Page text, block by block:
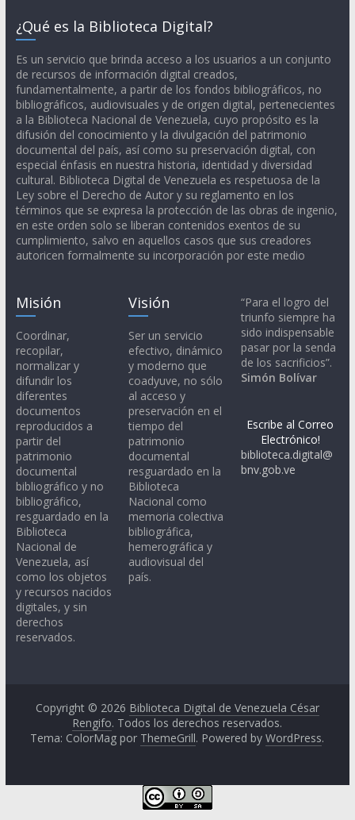
¿Qué es la Biblioteca Digital?
Es un servicio que brinda acceso a los usuarios a un conjunto
de recursos de información digital creados,
fundamentalmente, a partir de los fondos bibliográficos, no
bibliográficos, audiovisuales y de origen digital, pertenecientes
a la Biblioteca Nacional de Venezuela, cuyo propósito es la
difusión del conocimiento y la divulgación del patrimonio
documental del país, así como su preservación digital, con
especial énfasis en nuestra historia, identidad y diversidad
cultural. Biblioteca Digital de Venezuela es respetuosa de la
Ley sobre el Derecho de Autor y su reglamento en los
términos que se expresa la protección de las obras de ingenio,
en este orden solo se liberan contenidos exentos de su
cumplimiento, salvo en aquellos casos que sus creadores
autoricen formalmente su incorporación por este medio
Misión
Coordinar,
recopilar,
normalizar y
difundir los
diferentes
documentos
reproducidos a
partir del
patrimonio
documental
bibliográfico y no
bibliográfico,
resguardado en la
Biblioteca
Nacional de
Venezuela, así
como los objetos
y recursos nacidos
digitales, y sin
derechos
reservados.
Visión
Ser un servicio
efectivo, dinámico
y moderno que
coadyuve, no sólo
al acceso y
preservación en el
tiempo del
patrimonio
documental
resguardado en la
Biblioteca
Nacional como
memoria colectiva
bibliográfica,
hemerográfica y
audiovisual del
país.
“Para el logro del
triunfo siempre ha
sido indispensable
pasar por la senda
de los sacrificios”.
Simón Bolívar
Escribe al Correo
Electrónico!
biblioteca.digital@
bnv.gob.ve
Copyright © 2026 Biblioteca Digital de Venezuela César
Rengifo. Todos los derechos reservados.
Tema: ColorMag por ThemeGrill. Powered byWordPress.